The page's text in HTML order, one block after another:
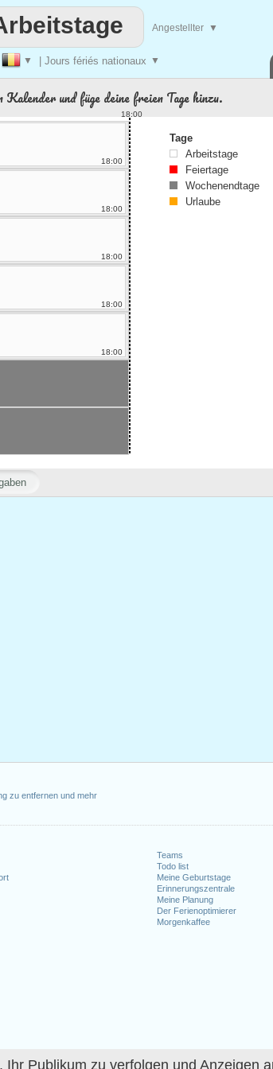
Publikum zu verfolgen und Anzeigen
zu entfernen und mehr
Teams
Todo list
Meine Geburtstage
Erinnerungszentrale
Meine Planung
Der Ferienoptimierer
Morgenkaffee
▼ | Jours fériés nationaux ▼
Angestellter ▼
Kalender und füge deine freien Tage hinzu.
18:00
18:00
18:00
18:00
18:00
18:00
Tage
Arbeitstage
Feiertage
Wochenendtage
Urlaube